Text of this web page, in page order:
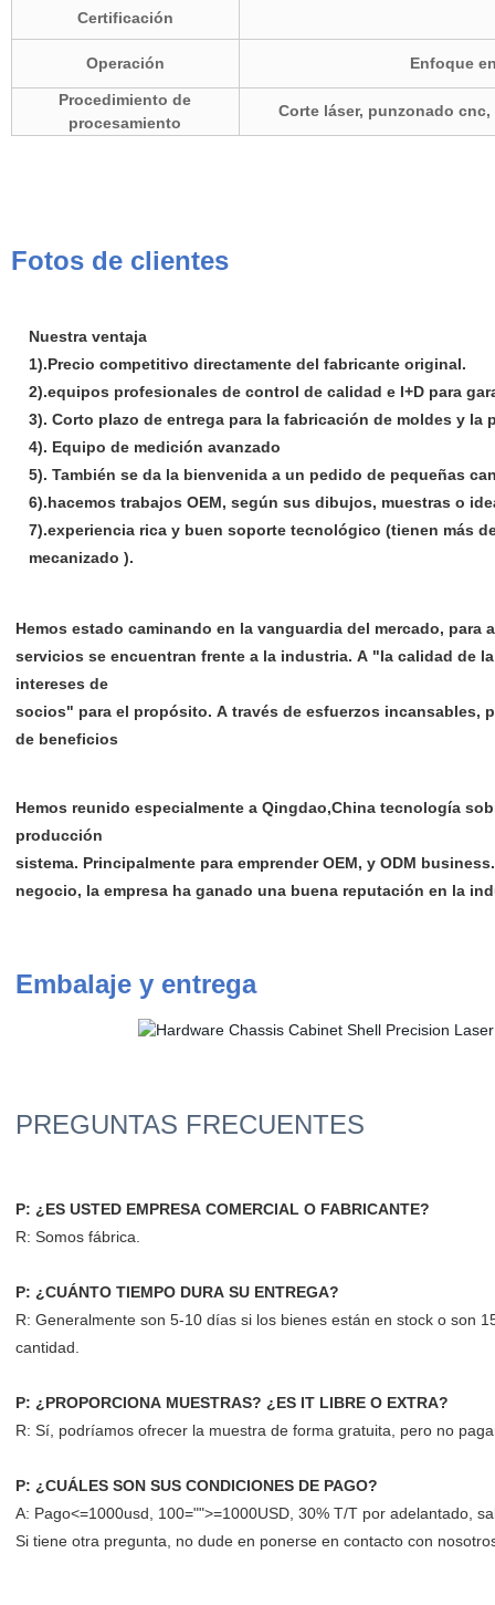
Certificación
Operación Enfoque
Procedimiento de
procesamiento
Corte láser, punzonado
Fotos de clientes
Nuestra ventaja
1).Precio competitivo directamente del fabricante original.
2).equipos profesionales de control de calidad e I+D para
3). Corto plazo de entrega para la fabricación de moldes y la
4). Equipo de medición avanzado
5). También se da la bienvenida a un pedido de pequeñas
6).hacemos trabajos OEM, según sus dibujos, muestras o
7).experiencia rica y buen soporte tecnológico (tienen más
mecanizado ).
Hemos estado caminando en la vanguardia del mercado,
servicios se encuentran frente a la industria. A "la calidad de
intereses de
socios" para el propósito. A través de esfuerzos incansables,
de beneficios
Hemos reunido especialmente a Qingdao,China tecnología
producción
sistema. Principalmente para emprender OEM, y ODM
negocio, la empresa ha ganado una buena reputación en la
Embalaje y entrega
P: ¿ES USTED EMPRESA COMERCIAL O FABRICANTE?
R: Somos fábrica.
P: ¿CUÁNTO TIEMPO DURA SU ENTREGA?
R: Generalmente son 5-10 días si los bienes están en stock o son
cantidad.
P: ¿PROPORCIONA MUESTRAS? ¿ES IT LIBRE O EXTRA?
R: Sí, podríamos ofrecer la muestra de forma gratuita, pero no
P: ¿CUÁLES SON SUS CONDICIONES DE PAGO?
A: Pago<=1000usd, 100="">=1000USD, 30% T/T por adelantado,
Si tiene otra pregunta, no dude en ponerse en contacto con